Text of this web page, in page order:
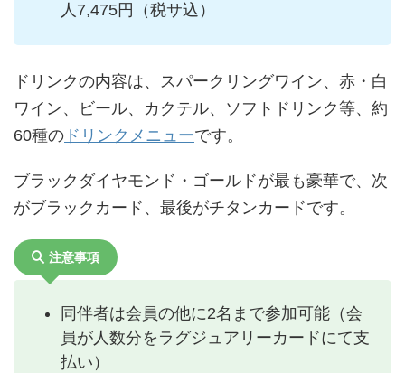
人7,475円（税サ込）
ドリンクの内容は、スパークリングワイン、赤・白
ワイン、ビール、カクテル、ソフトドリンク等、約
60種の ドリンクメニューです。
ブラックダイヤモンド・ゴールドが最も豪華で、次
がブラックカード、最後がチタンカードです。
注意事項
同伴者は会員の他に2名まで参加可能（会
員が人数分をラグジュアリーカードにて支
払い）